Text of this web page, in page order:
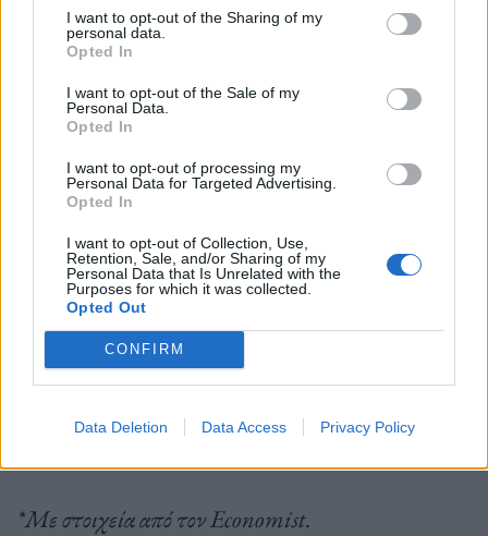
I want to opt-out of the Sharing of my
personal data.
Opted In
I want to opt-out of the Sale of my
Personal Data.
Opted In
I want to opt-out of processing my
Personal Data for Targeted Advertising.
Opted In
I want to opt-out of Collection, Use,
Retention, Sale, and/or Sharing of my
Personal Data that Is Unrelated with the
Purposes for which it was collected.
Opted Out
CONFIRM
Data Deletion Data Access Privacy Policy
παράγεται όταν μεταβολίζονται ζωικά προϊόντα και
έχει συνδεθεί με καρδιοπάθεια.
Μία περιστασιακή μερίδα άπαχου κόκκινου κρέατος
δεν είναι πιθανό να σας βλάψει. Πιο σημαντικό από
κάθε μεμονωμένο τρόφιμο, λέει οGunter Kuhnle
από το Πανεπιστήμιο του Reading, είναι το
γενικότερο διατροφικό πρότυπο. Ίσως όμως αξίζει
να ρίξετε και μερικά σουβλάκια λαχανικών στη
σχάρα.
*Με στοιχεία από τον Εconomist.